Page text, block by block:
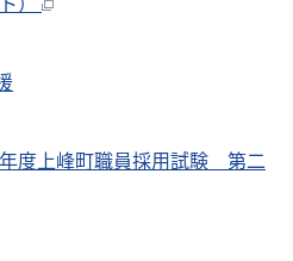
度上峰町職員採用試験 第二